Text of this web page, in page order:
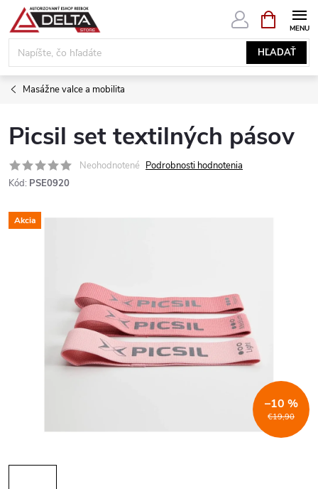
Prejsť
obsah
HĽADAŤ
KOŠÍK
Masážne valce a mobilita
Picsil set textilných pásov
Neohodnotené Podrobnosti hodnotenia
Kód: PSE0920
Akcia
€19,90
–10 %